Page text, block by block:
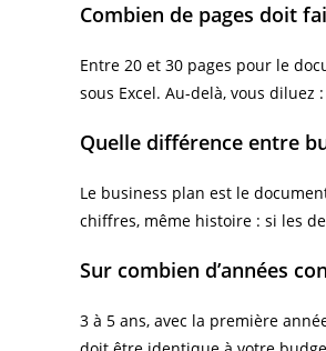
Combien de pages doit
Entre 20 et 30 pages pour le
sous Excel. Au-delà, vous
Quelle différence entre
Le business plan est le
chiffres, même histoire : si les
Sur combien d’années
3 à 5 ans, avec la première